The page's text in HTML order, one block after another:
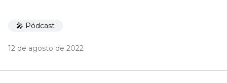
🎤 Pódcast
12 de agosto de 2022